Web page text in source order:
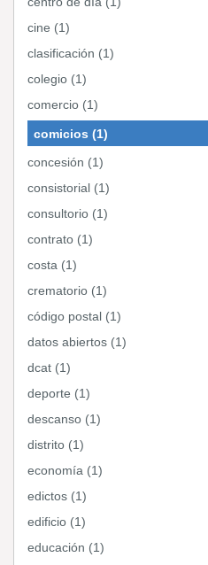
cine (1)
clasificación (1)
colegio (1)
comercio (1)
comicios (1)
concesión (1)
consistorial (1)
consultorio (1)
contrato (1)
costa (1)
crematorio (1)
código postal (1)
datos abiertos (1)
dcat (1)
deporte (1)
descanso (1)
distrito (1)
economía (1)
edictos (1)
edificio (1)
educación (1)